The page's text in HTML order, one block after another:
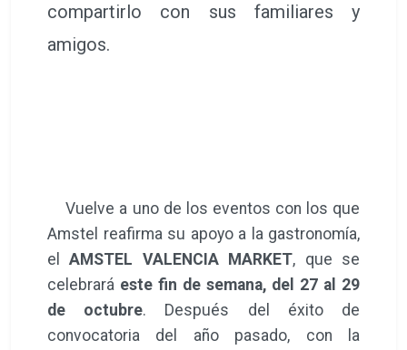
compartirlo con sus familiares y
amigos.
Vuelve a uno de los eventos con los que
Amstel reafirma su apoyo a la gastronomía,
elAMSTEL VALENCIA MARKET, que se
celebrará este fin de semana, del 27 al 29
de octubre. Después del éxito de
convocatoria del año pasado, con la